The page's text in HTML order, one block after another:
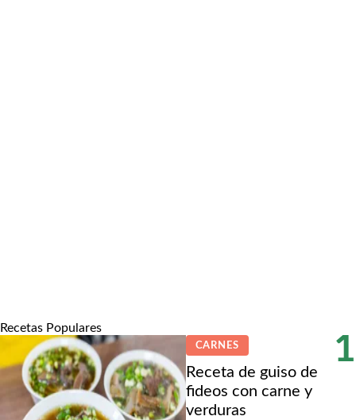
Recetas Populares
1
CARNES
Receta de guiso de
fideos con carne y
verduras